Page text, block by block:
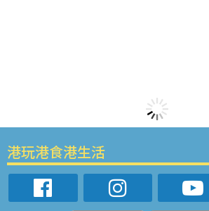
港玩港食港生活